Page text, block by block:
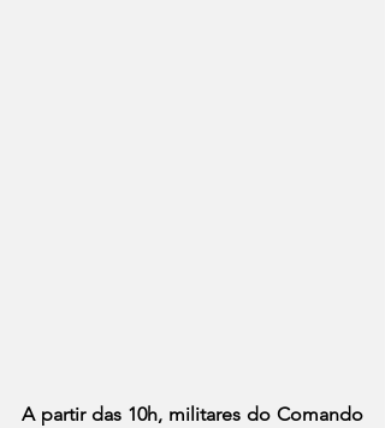
A partir das 10h, militares do Comando